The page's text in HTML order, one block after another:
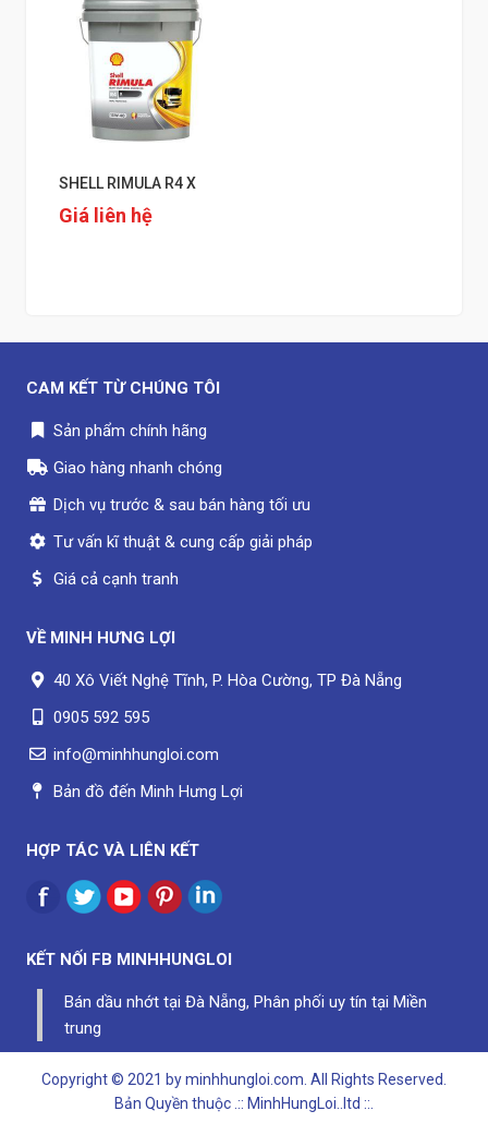
SHELL RIMULA R4 X
Giá liên hệ
CAM KẾT TỪ CHÚNG TÔI
Sản phẩm chính hãng
Giao hàng nhanh chóng
Dịch vụ trước & sau bán hàng tối ưu
Tư vấn kĩ thuật & cung cấp giải pháp
Giá cả cạnh tranh
VỀ MINH HƯNG LỢI
40 Xô Viết Nghệ Tĩnh, P. Hòa Cường, TP Đà Nẵng
0905 592 595
info@minhhungloi.com
Bản đồ đến Minh Hưng Lợi
HỢP TÁC VÀ LIÊN KẾT
KẾT NỐI FB MINHHUNGLOI
Bán dầu nhớt tại Đà Nẵng, Phân phối uy tín tại Miền
trung
Copyright © 2021 by minhhungloi.com. All Rights Reserved.
Bản Quyền thuộc .:: MinhHungLoi..ltd ::.